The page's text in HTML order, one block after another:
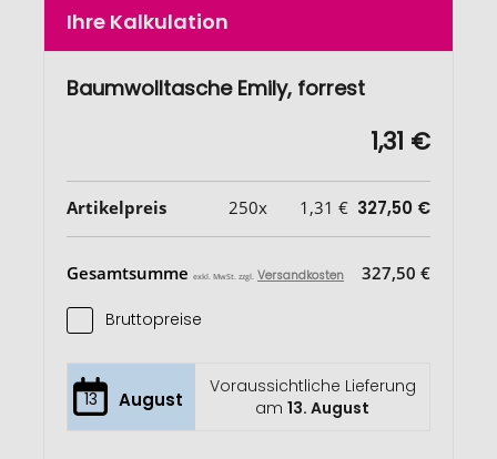
Ihre Kalkulation
Baumwolltasche Emily, forrest
1,31 €
Artikelpreis 250x 1,31 € 327,50 €
Gesamtsumme exkl. MwSt. zzgl. Versandkosten 327,50 €
Bruttopreise
13 August
Voraussichtliche Lieferung
am13. August